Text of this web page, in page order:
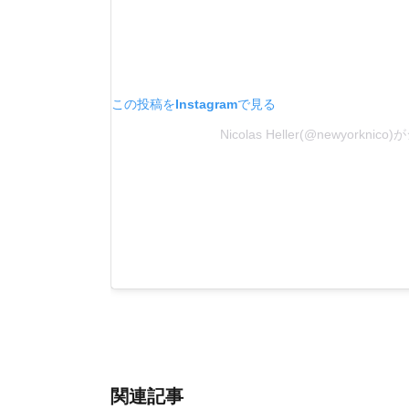
この投稿をInstagramで見る
Nicolas Heller(@newyorknico)
関連記事